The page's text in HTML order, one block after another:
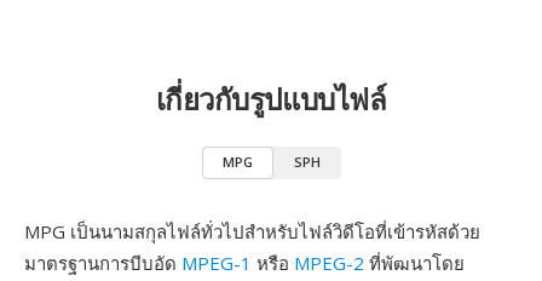
เกี่ยวกับรูปแบบไฟล์
MPG SPH
MPG เป็นนามสกุลไฟล์ทั่วไปสำหรับไฟล์วิดีโอที่เข้ารหัสด้วย
มาตรฐานการบีบอัด MPEG-1 หรือ MPEG-2 ที่พัฒนาโดย